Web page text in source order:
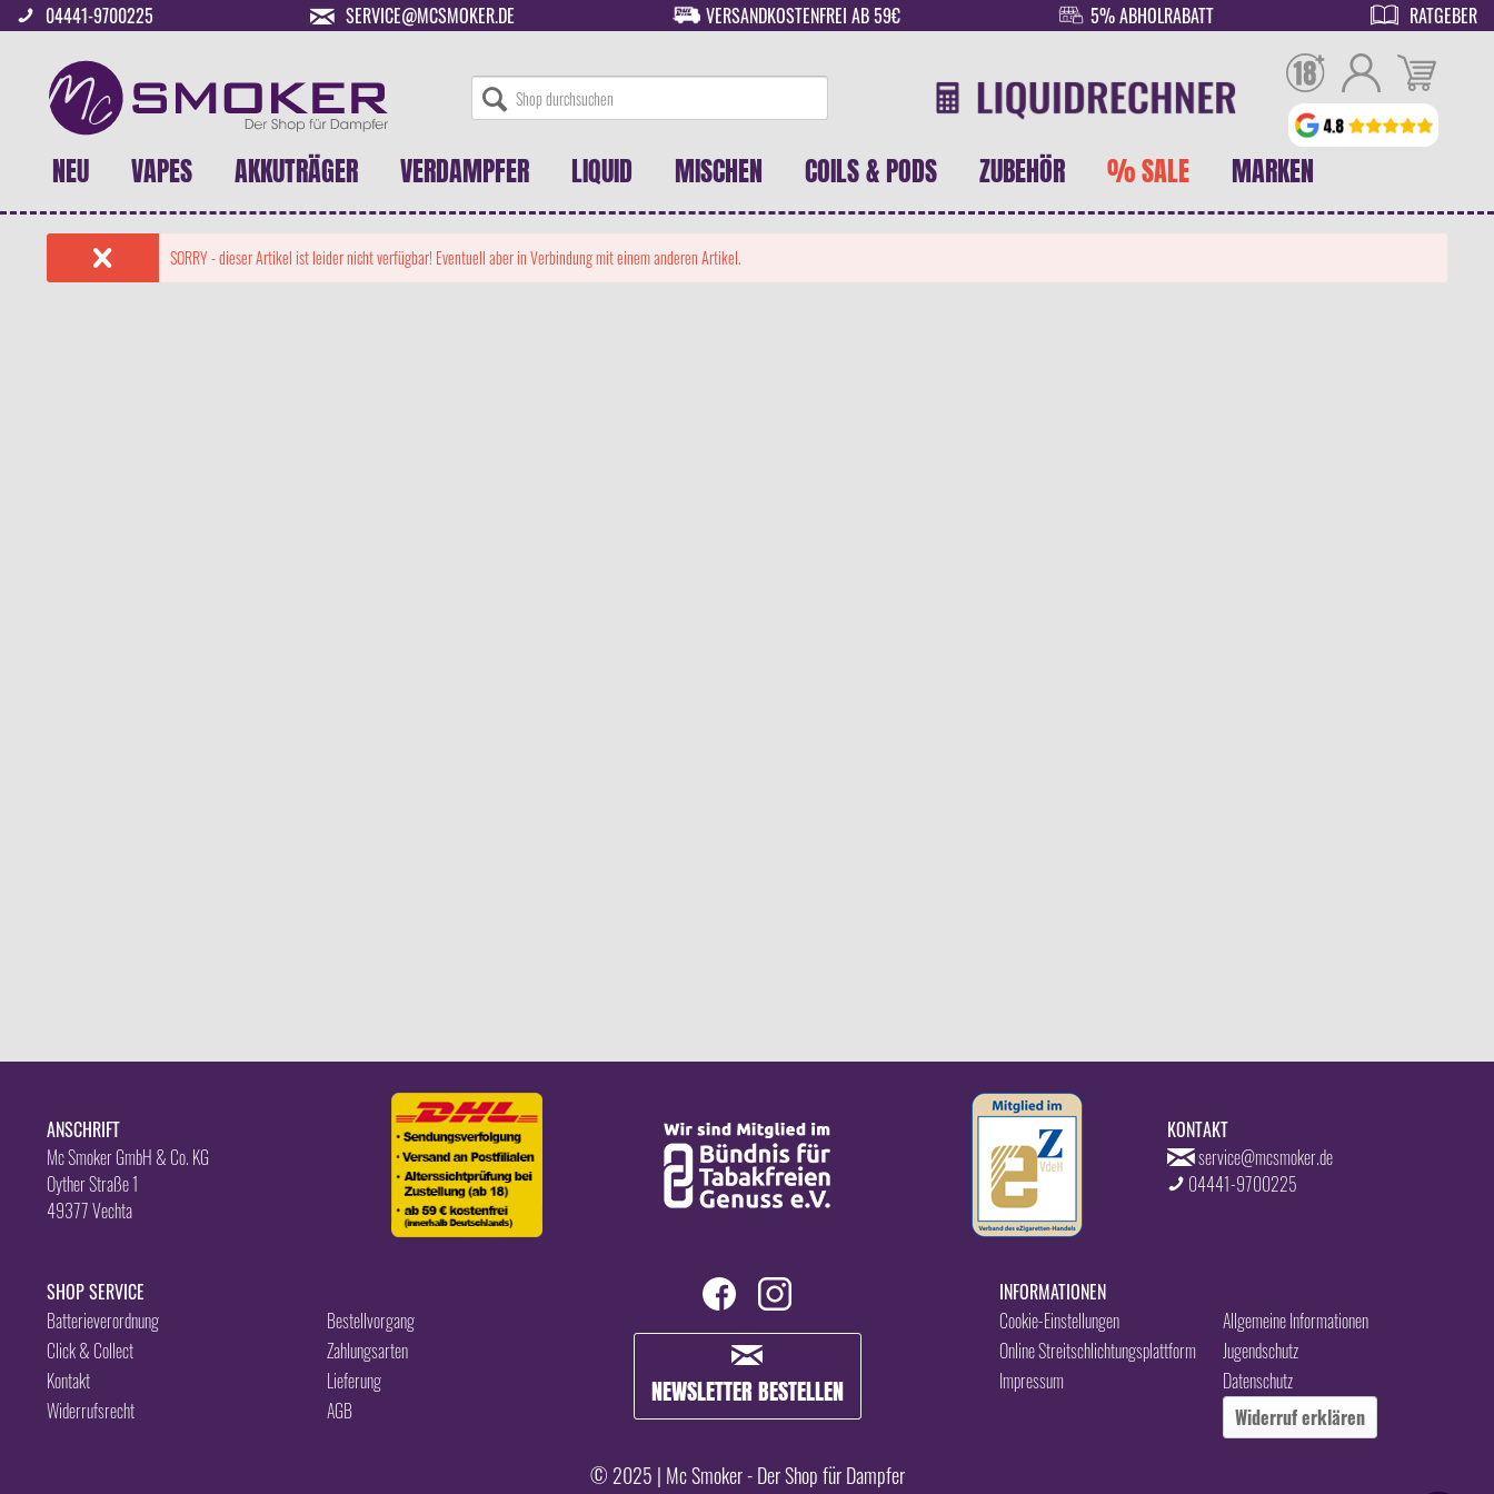
04441-9700225 SERVICE@MCSMOKER.DE VERSANDKOSTENFREI AB 59€ 5% ABHOLRABATT RATGEBER
NEU VAPES AKKUTRÄGER VERDAMPFER LIQUID MISCHEN COILS & PODS ZUBEHÖR % SALE MARKEN
SORRY - dieser Artikel ist leider nicht verfügbar! Eventuell aber in Verbindung mit einem anderen Artikel.
ANSCHRIFT
Mc Smoker GmbH & Co. KG
Oyther Straße 1
49377 Vechta
KONTAKT
service@mcsmoker.de
04441-9700225
SHOP SERVICE
Batterieverordnung
Bestellvorgang
Click & Collect
Zahlungsarten
Kontakt
Lieferung
Widerrufsrecht
AGB
NEWSLETTER BESTELLEN
INFORMATIONEN
Allgemeine Informationen
Cookie-Einstellungen
Jugendschutz
Online Streitschlichtungsplattform
Datenschutz
Impressum
Widerruf erklären
© 2025 | Mc Smoker - Der Shop für Dampfer